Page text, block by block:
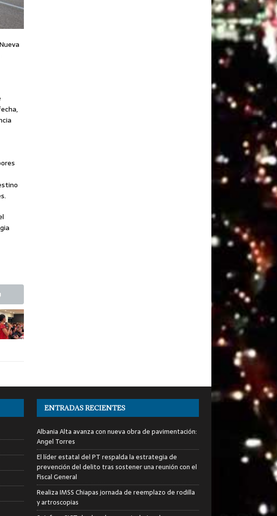
ENTRADAS RECIENTES
Albania Alta avanza con nueva obra de pavimentación:
Angel Torres
El líder estatal del PT respalda la estrategia de
prevención del delito tras sostener una reunión con el
Fiscal General
Realiza IMSS Chiapas jornada de reemplazo de rodilla
y artroscopias